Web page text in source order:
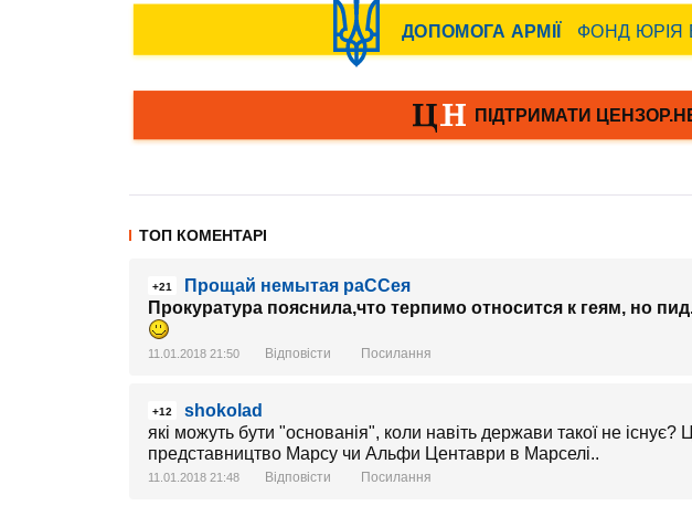
ТОП КОМЕНТАРІ
+21
Прощай немытая раССея
Прокуратура пояснила,что терпимо относится к геям, но
11.01.2018 21:50 Відповісти Посилання
+12
shokolad
які можуть бути "основанія", коли навіть держави такої не
представництво Марсу чи Альфи Центаври в Марселі..
11.01.2018 21:48 Відповісти Посилання